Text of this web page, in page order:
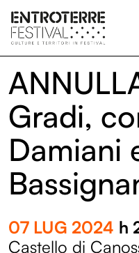
Gradi,
Damiani
07 LUG 2024 h
Castello di